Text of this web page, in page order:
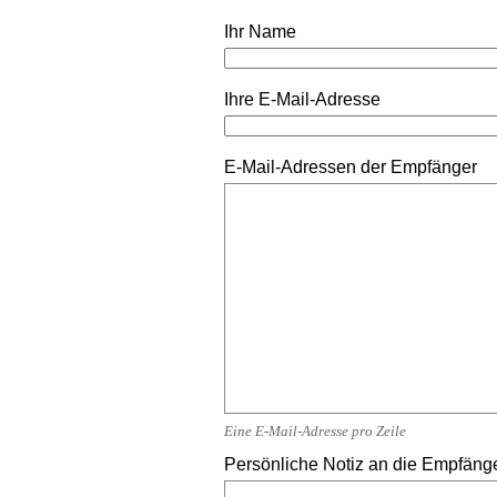
Ihr Name
Ihre E-Mail-Adresse
E-Mail-Adressen der Empfänger
Eine E-Mail-Adresse pro Zeile
Persönliche Notiz an die